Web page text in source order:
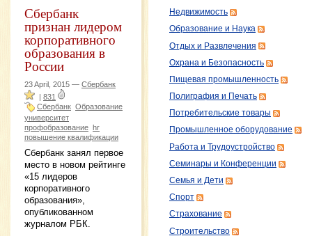
Сбербанк
признан лидером
корпоративного
образования в
России
23 April, 2015 — Сбербанк
| 831
Сбербанк Образование
университет
профобразование hr
повышение квалификации
Сбербанк занял первое
место в новом рейтинге
«15 лидеров
корпоративного
образования»,
опубликованном
журналом РБК.
Недвижимость
Образование и Наука
Отдых и Развлечения
Охрана и Безопасность
Пищевая промышленность
Полиграфия и Печать
Потребительские товары
Промышленное оборудование
Работа и Трудоустройство
Семинары и Конференции
Семья и Дети
Спорт
Страхование
Строительство